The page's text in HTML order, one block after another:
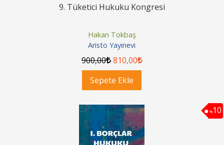
9. Tüketici Hukuku Kongresi
Hakan Tokbaş
Aristo Yayınevi
900,00 810,00
Sepete Ekle
%10